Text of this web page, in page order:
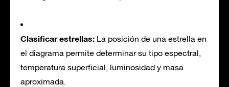
Clasificar estrellas: La posición de una estrella en
el diagrama permite determinar su tipo espectral,
temperatura superficial, luminosidad y masa
aproximada.